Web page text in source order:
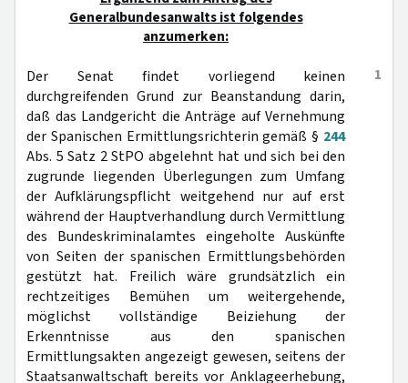
Generalbundesanwalts ist folgendes
anzumerken:
1
Der Senat findet vorliegend keinen
durchgreifenden Grund zur Beanstandung darin,
daß das Landgericht die Anträge auf Vernehmung
der Spanischen Ermittlungsrichterin gemäß § 244
Abs. 5 Satz 2 StPO abgelehnt hat und sich bei den
zugrunde liegenden Überlegungen zum Umfang
der Aufklärungspflicht weitgehend nur auf erst
während der Hauptverhandlung durch Vermittlung
des Bundeskriminalamtes eingeholte Auskünfte
von Seiten der spanischen Ermittlungsbehörden
gestützt hat. Freilich wäre grundsätzlich ein
rechtzeitiges Bemühen um weitergehende,
möglichst vollständige Beiziehung der
Erkenntnisse aus den spanischen
Ermittlungsakten angezeigt gewesen, seitens der
Staatsanwaltschaft bereits vor Anklageerhebung,